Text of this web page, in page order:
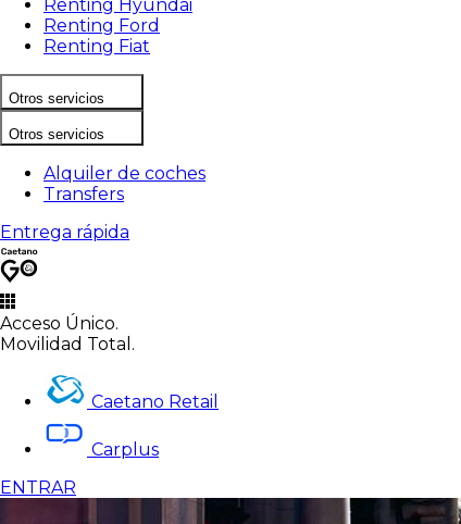
Renting Hyundai
Renting Ford
Renting Fiat
Otros servicios
Otros servicios
Alquiler de coches
Transfers
Entrega rápida
Acceso Único.
Movilidad Total.
Caetano Retail
Carplus
ENTRAR